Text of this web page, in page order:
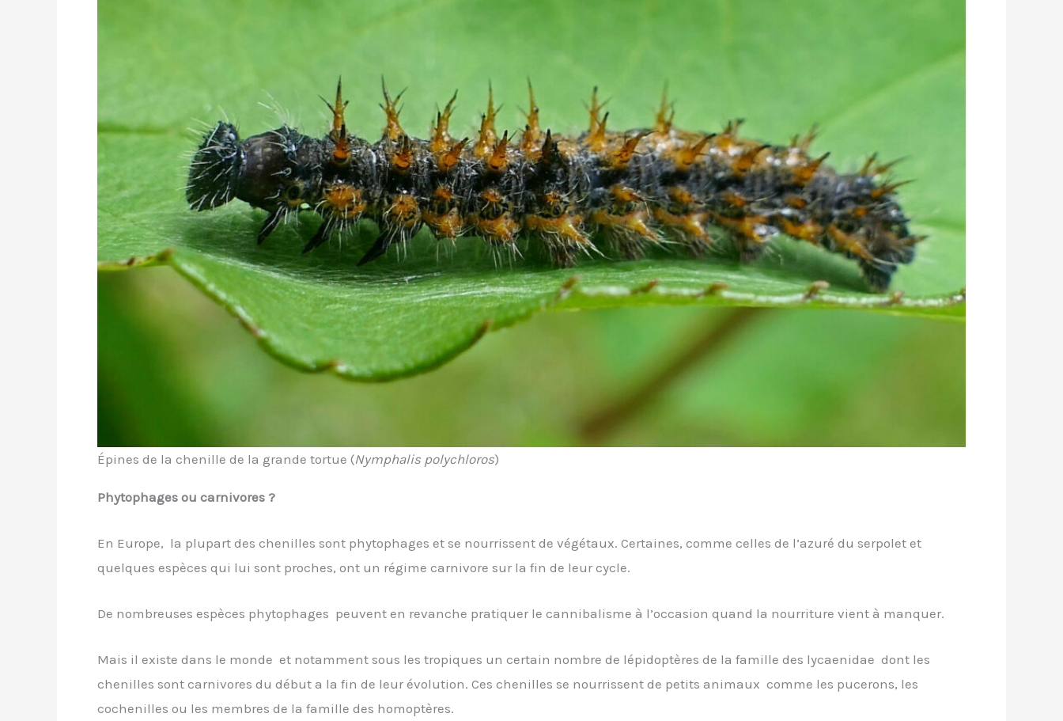
Épines de la chenille de la grande tortue (Nymphalis polychloros)
Phytophages ou carnivores ?
En Europe, la plupart des chenilles sont phytophages et se nourrissent de végétaux. Certaines, comme celles de l’azuré du serpolet et
quelques espèces qui lui sont proches, ont un régime carnivore sur la fin de leur cycle.
De nombreuses espèces phytophages peuvent en revanche pratiquer le cannibalisme à l’occasion quand la nourriture vient à manquer.
Mais il existe dans le monde et notamment sous les tropiques un certain nombre de lépidoptères de la famille des lycaenidae dont les
chenilles sont carnivores du début a la fin de leur évolution. Ces chenilles se nourrissent de petits animaux comme les pucerons, les
cochenilles ou les membres de la famille des homoptères.